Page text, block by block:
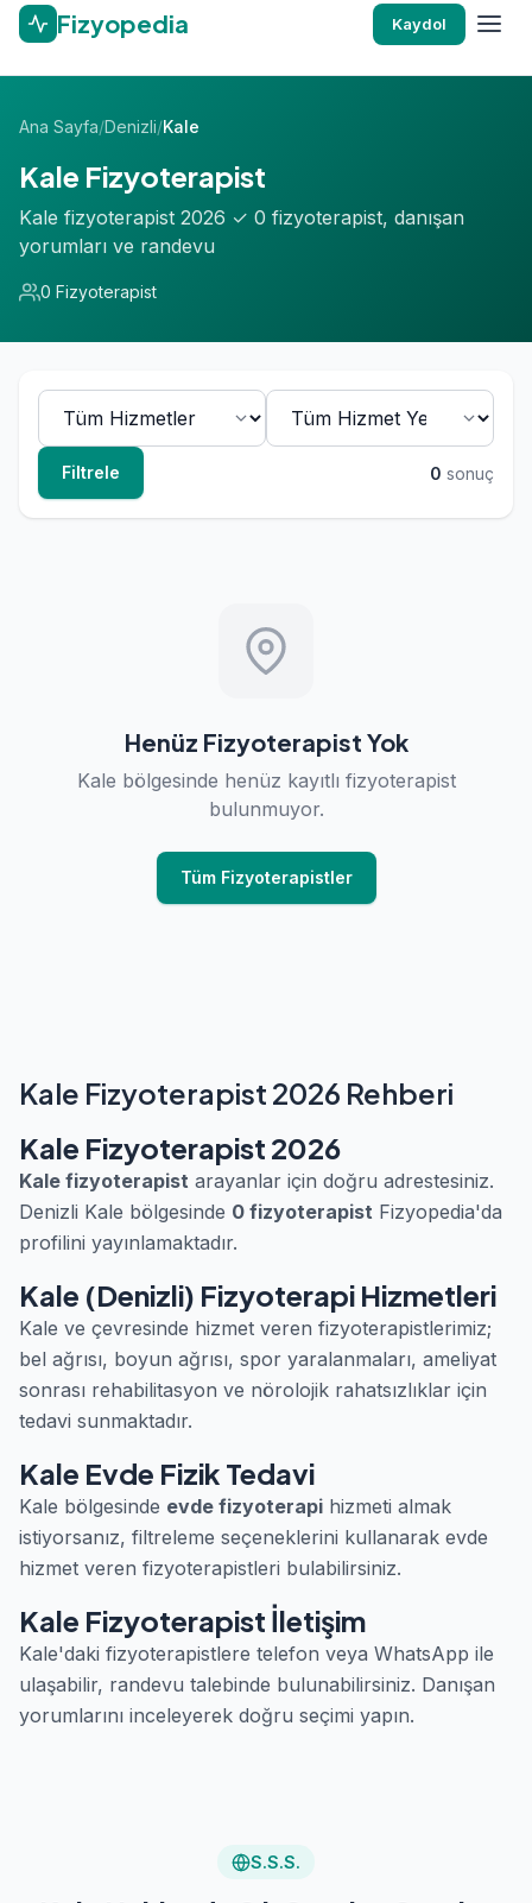
Fizyopedia Kaydol
Ana Sayfa/Denizli/Kale
Kale Fizyoterapist
Kale fizyoterapist 2026 ✓ 0 fizyoterapist, danışan
yorumları ve randevu
0 Fizyoterapist
Filtrele 0 sonuç
Henüz Fizyoterapist Yok
Kale bölgesinde henüz kayıtlı fizyoterapist
bulunmuyor.
Tüm Fizyoterapistler
Kale Fizyoterapist 2026 Rehberi
Kale Fizyoterapist 2026
Kale fizyoterapist arayanlar için doğru adrestesiniz.
Denizli Kale bölgesinde 0 fizyoterapist Fizyopedia'da
profilini yayınlamaktadır.
Kale (Denizli) Fizyoterapi Hizmetleri
Kale ve çevresinde hizmet veren fizyoterapistlerimiz;
bel ağrısı, boyun ağrısı, spor yaralanmaları, ameliyat
sonrası rehabilitasyon ve nörolojik rahatsızlıklar için
tedavi sunmaktadır.
Kale Evde Fizik Tedavi
Kale bölgesinde evde fizyoterapi hizmeti almak
istiyorsanız, filtreleme seçeneklerini kullanarak evde
hizmet veren fizyoterapistleri bulabilirsiniz.
Kale Fizyoterapist İletişim
Kale'daki fizyoterapistlere telefon veya WhatsApp ile
ulaşabilir, randevu talebinde bulunabilirsiniz. Danışan
yorumlarını inceleyerek doğru seçimi yapın.
S.S.S.